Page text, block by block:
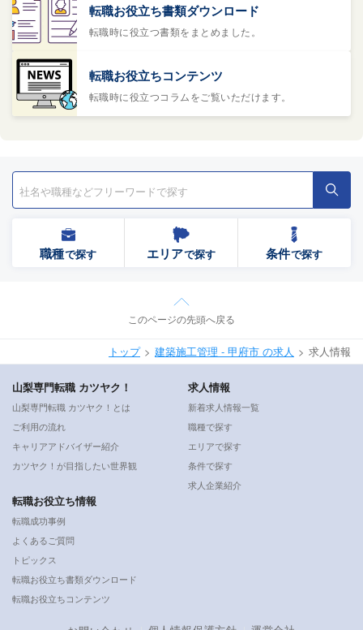
転職お役立ち書類ダウンロード
転職時に役立つ書類をまとめました。
転職お役立ちコンテンツ
転職時に役立つコラムをご覧いただけます。
職種で探す エリアで探す 条件で探す
このページの先頭へ戻る
トップ 建築施工管理 - 甲府市 の求人 求人情報
山梨専門転職 カツヤク！
山梨専門転職 カツヤク！とは
ご利用の流れ
キャリアアドバイザー紹介
カツヤク！が目指したい世界観
求人情報
新着求人情報一覧
職種で探す
エリアで探す
条件で探す
求人企業紹介
転職お役立ち情報
転職成功事例
よくあるご質問
トピックス
転職お役立ち書類ダウンロード
転職お役立ちコンテンツ